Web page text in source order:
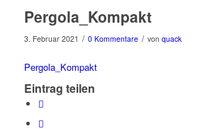
Pergola_Kompakt
3. Februar 2021 / 0 Kommentare / von quack
Pergola_Kompakt
Eintrag teilen